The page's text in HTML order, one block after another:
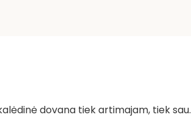
dovana tiek artimajam, tiek sau.